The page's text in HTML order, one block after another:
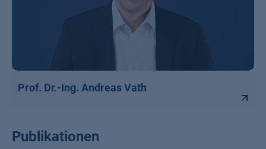
Prof. Dr.-Ing. Andreas Vath
Publikationen